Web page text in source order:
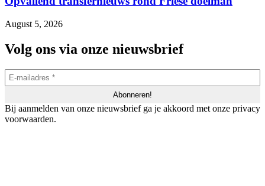
August 5, 2026
Volg ons via onze nieuwsbrief
Bij aanmelden van onze nieuwsbrief ga je akkoord met onze privacy
voorwaarden.